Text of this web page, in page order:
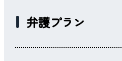
弁護プラン